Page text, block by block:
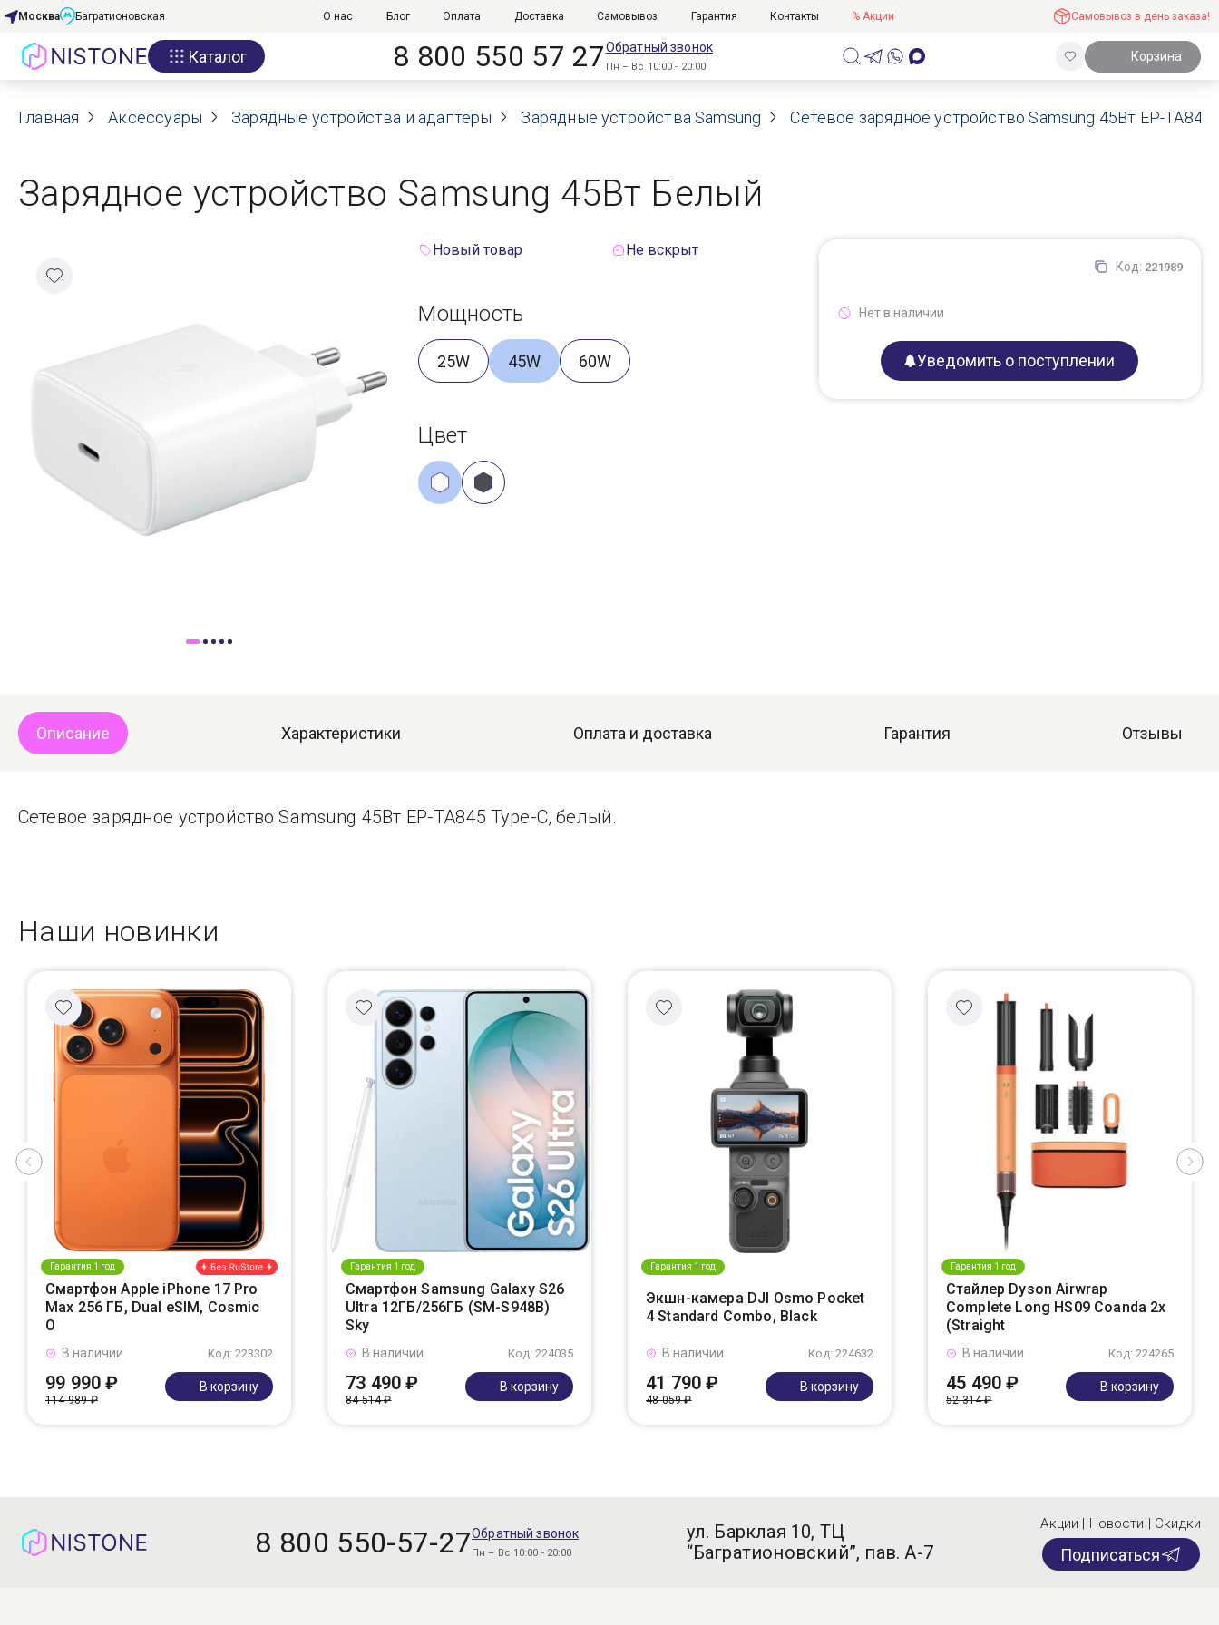
Акции
О нас
Договор оферты
Гарантия
Оплата
Доставка
Самовывоз
Москва Багратионовская О нас Блог Оплата Доставка Самовывоз Гарантия Контакты % Акции Самовывоз в день заказа!
Каталог 8 800 550 57 27Обратный звонок
Пн – Вс 10:00 - 20:00
Корзина
Главная Аксессуары Зарядные устройства и адаптеры Зарядные устройства Samsung Сетевое зарядное устройство Samsung 45Вт EP-
Зарядное устройство Samsung 45Вт Белый
Новый товар Не вскрыт
Мощность
25W 45W 60W
Цвет
Код: 221989
Нет в наличии
Уведомить о поступлении
Описание Характеристики Оплата и доставка Гарантия Отзывы
Сетевое зарядное устройство Samsung 45Вт EP-TA845 Type-C, белый.
Наши новинки
Гарантия 1 год
Смартфон Apple iPhone 17 Pro
Max 256 ГБ, Dual eSIM, Cosmic
O
Код: 223302
В наличии
99 990 ₽
114 989 ₽
В корзину
Гарантия 1 год
Смартфон Samsung Galaxy S26
Ultra 12ГБ/256ГБ (SM-S948B)
Sky
Код: 224035
В наличии
73 490 ₽
84 514 ₽
В корзину
Гарантия 1 год
Экшн-камера DJI Osmo Pocket
4 Standard Combo, Black
Код: 224632
В наличии
41 790 ₽
48 059 ₽
В корзину
Гарантия 1 год
Стайлер Dyson Airwrap
Complete Long HS09 Coanda 2x
(Straight
Код: 224265
В наличии
45 490 ₽
52 314 ₽
В корзину
8 800 550-57-27Обратный звонок
Пн – Вс 10:00 - 20:00
ул. Барклая 10, ТЦ
“Багратионовский”, пав. А-7
Акции | Новости | Скидки
Подписаться